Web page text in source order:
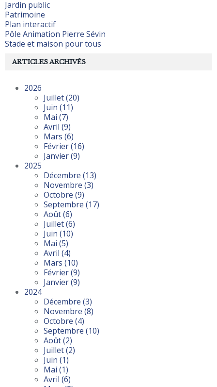
Jardin public
Patrimoine
Plan interactif
Pôle Animation Pierre Sévin
Stade et maison pour tous
ARTICLES ARCHIVÉS
2026
Juillet(20)
Juin (11)
Mai (7)
Avril (9)
Mars (6)
Février(16)
Janvier(9)
2025
Décembre (13)
Novembre (3)
Octobre (9)
Septembre (17)
Août(6)
Juillet(6)
Juin (10)
Mai (5)
Avril (4)
Mars (10)
Février(9)
Janvier(9)
2024
Décembre (3)
Novembre (8)
Octobre (4)
Septembre (10)
Août(2)
Juillet(2)
Juin (1)
Mai (1)
Avril (6)